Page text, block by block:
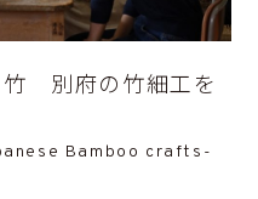
竹 別府の竹細工を
Bamboo crafts-